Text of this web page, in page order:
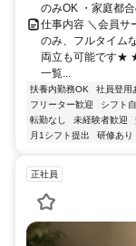
のみOK ・家庭都
仕事内容 ＼会員サ
のみ、フルタイム
両立も可能です★
一覧...
扶養内勤務OK 社員登用
フリーター歓迎
シフト
転勤なし
未経験者歓迎
月1シフト提出
研修あり
正社員